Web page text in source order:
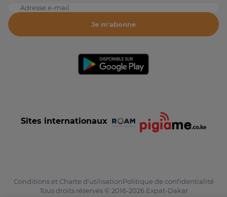
Adresse e-mail
Je m'abonne
Sites internationaux
Conditions et Charte d'utilisationPolitique de confidentialité
Tous droits réservés © 2016-2026 Expat-Dakar